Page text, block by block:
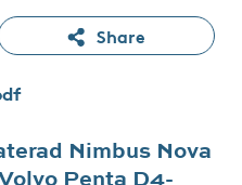
Share
Nimbus Nova
Penta D4-